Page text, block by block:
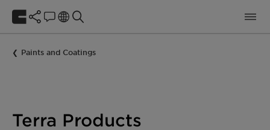
Paints and Coatings
Terra Products